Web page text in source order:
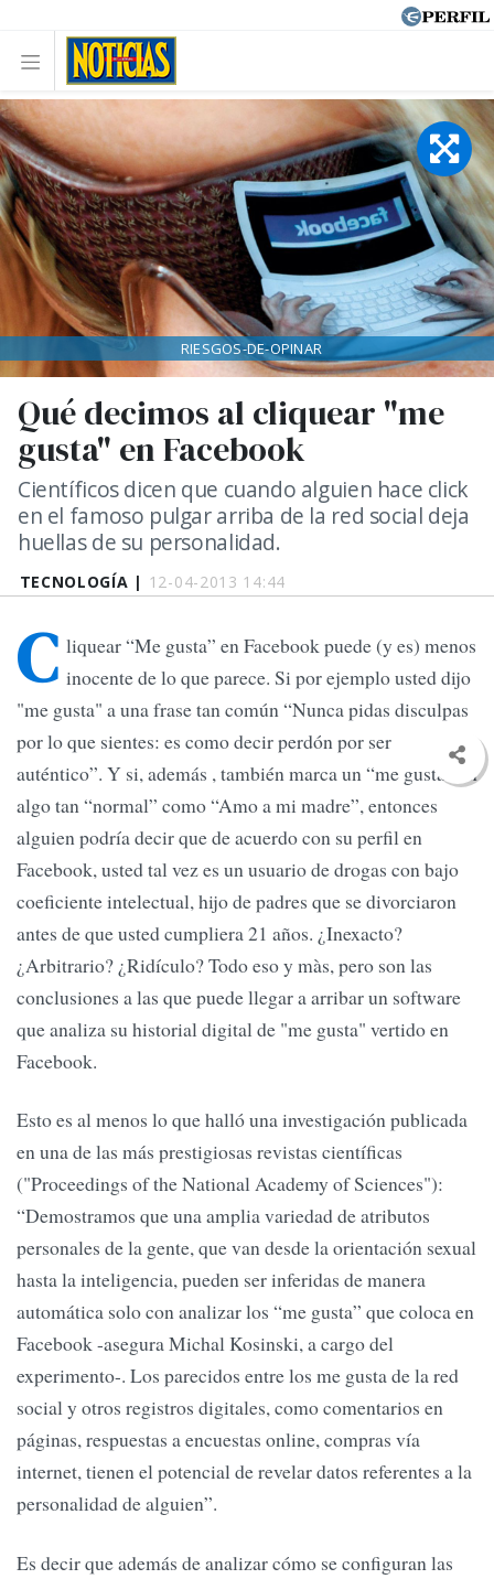
TECNOLOGÍA | 12-04-2013 14:44
Qué decimos al cliquear "me
gusta" en Facebook
Científicos dicen que cuando alguien hace click
en el famoso pulgar arriba de la red social deja
huellas de su personalidad.
RIESGOS-DE-OPINAR
C liquear “Me gusta” en Facebook puede (y es) menos
inocente de lo que parece. Si por ejemplo usted dijo
"me gusta" a una frase tan común “Nunca pidas disculpas
por lo que sientes: es como decir perdón por ser
auténtico”. Y si, además , también marca un “me gusta” en
algo tan “normal” como “Amo a mi madre”, entonces
alguien podría decir que de acuerdo con su perfil en
Facebook, usted tal vez es un usuario de drogas con bajo
coeficiente intelectual, hijo de padres que se divorciaron
antes de que usted cumpliera 21 años. ¿Inexacto?
¿Arbitrario? ¿Ridículo? Todo eso y màs, pero son las
conclusiones a las que puede llegar a arribar un software
que analiza su historial digital de "me gusta" vertido en
Facebook.
Esto es al menos lo que halló una investigación publicada
en una de las más prestigiosas revistas científicas
("Proceedings of the National Academy of Sciences"):
“Demostramos que una amplia variedad de atributos
personales de la gente, que van desde la orientación sexual
hasta la inteligencia, pueden ser inferidas de manera
automática solo con analizar los “me gusta” que coloca en
Facebook -asegura Michal Kosinski, a cargo del
experimento-. Los parecidos entre los me gusta de la red
social y otros registros digitales, como comentarios en
páginas, respuestas a encuestas online, compras vía
internet, tienen el potencial de revelar datos referentes a la
personalidad de alguien”.
Es decir que además de analizar cómo se configuran las